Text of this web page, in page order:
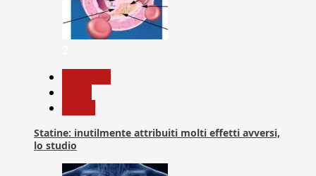
Statine: inutilmente attribuiti molti effetti avversi,
lo studio